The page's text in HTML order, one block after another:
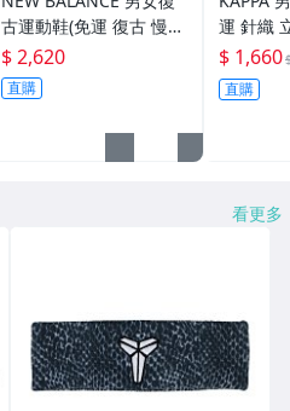
古運動鞋(免運 復古 慢跑
NB 740系列「U740BS
2」≡排汗專家≡
$ 2,620
直購
運 針織
「
汗專家≡
$ 1,660
直購
看更多